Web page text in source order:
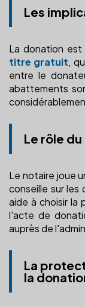
Les
La donation est
titre gratuit,
entre le
abattements
Le rôle
Le notaire joue
conseille sur
aide à choisir la
l'acte de
auprès de
La
la